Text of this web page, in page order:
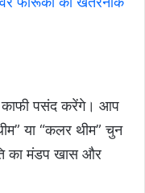
काफी पसंद करेंगे। आप
या “कलर थीम” चुन
का मंडप खास और